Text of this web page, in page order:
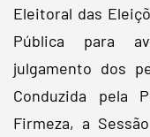
Eleitoral das
Pública para
julgamento dos
Conduzida pela
Firmeza, a